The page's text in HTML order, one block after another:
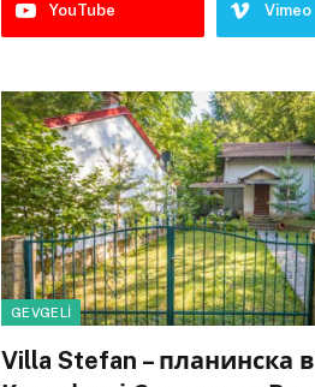
YouTube Vimeo
GEVGELI
Villa Stefan – планинска